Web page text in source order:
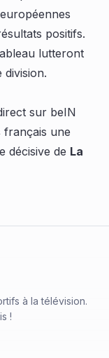
positifs.
lutteront
sur beIN
une
décisive de La
à la télévision.
!